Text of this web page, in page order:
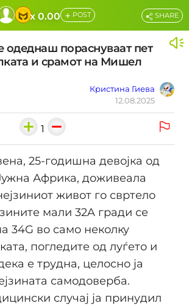
x 0.00 + POST
одеднаш пораснуваат пет
и срамот на Мишел
Кристина Гиева
12.08.2025
SHARE
1
25-годишна девојка од
Африка, доживеала
живот го свртело
мали 32A гради се
34G во само неколку
погледите од луѓето и
е трудна, целосно ја
самодоверба.
случај ја принудил